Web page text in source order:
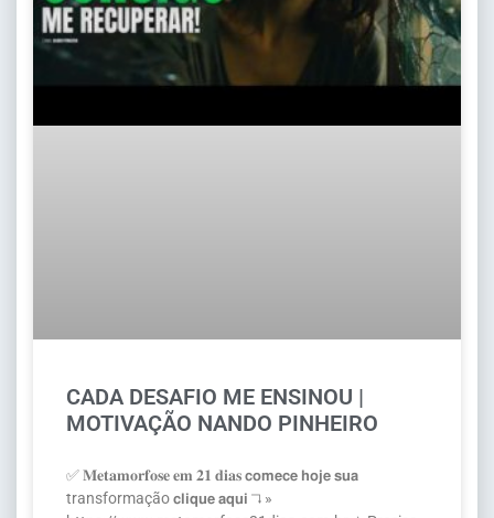
CADA DESAFIO ME ENSINOU |
MOTIVAÇÃO NANDO PINHEIRO
✅ 𝐌𝐞𝐭𝐚𝐦𝐨𝐫𝐟𝐨𝐬𝐞 𝐞𝐦 𝟐𝟏 𝐝𝐢𝐚𝐬 𝗰𝗼𝗺𝗲𝗰𝗲 𝗵𝗼𝗷𝗲 𝘀𝘂𝗮
transformação 𝗰𝗹𝗶𝗾𝘂𝗲 𝗮𝗾𝘂𝗶 ↴ »